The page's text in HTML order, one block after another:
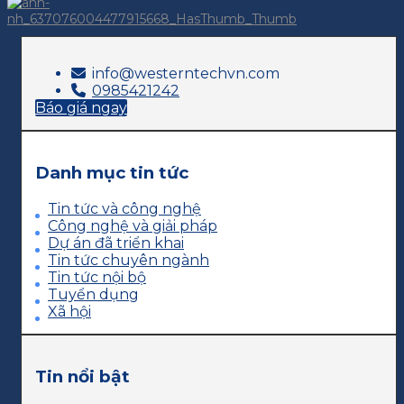
info@westerntechvn.com
0985421242
Báo giá ngay
Danh mục tin tức
Tin tức và công nghệ
Công nghệ và giải pháp
Dự án đã triển khai
Tin tức chuyên ngành
Tin tức nội bộ
Tuyển dụng
Xã hội
Tin nổi bật